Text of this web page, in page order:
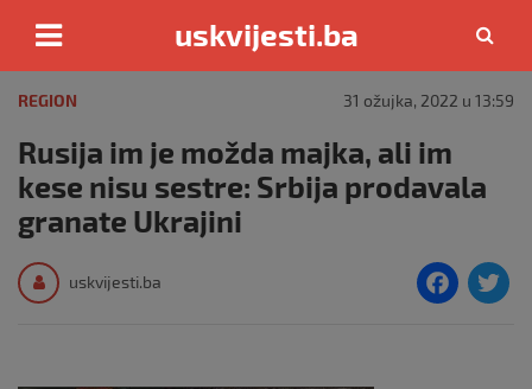
content
uskvijesti.ba
REGION 31 ožujka, 2022 u 13:59
Rusija im je možda majka, ali im
kese nisu sestre: Srbija prodavala
granate Ukrajini
uskvijesti.ba
F